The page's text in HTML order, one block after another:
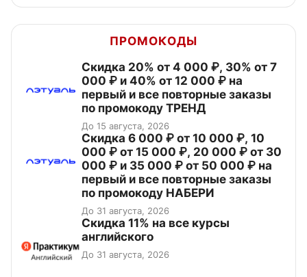
ПРОМОКОДЫ
Скидка 20% от 4 000 ₽, 30% от 7
000 ₽ и 40% от 12 000 ₽ на
первый и все повторные заказы
по промокоду ТРЕНД
До 15 августа, 2026
Скидка 6 000 ₽ от 10 000 ₽, 10
000 ₽ от 15 000 ₽, 20 000 ₽ от 30
000 ₽ и 35 000 ₽ от 50 000 ₽ на
первый и все повторные заказы
по промокоду НАБЕРИ
До 31 августа, 2026
Скидка 11% на все курсы
английского
До 31 августа, 2026